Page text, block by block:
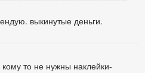
выкинутые деньги.
кому то не нужны наклейки-